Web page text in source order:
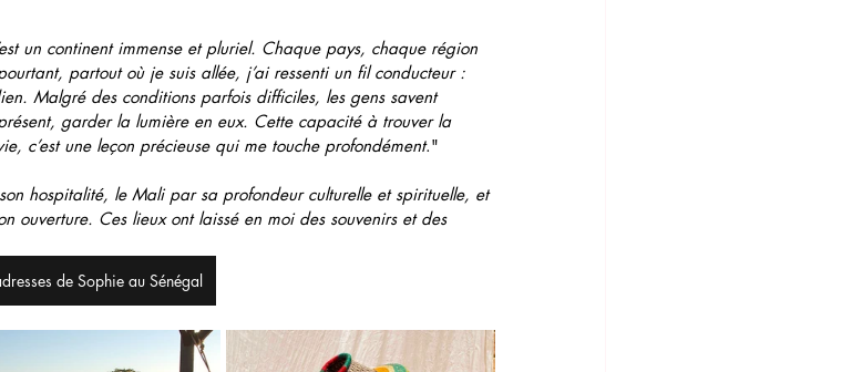
un continent immense et pluriel. Chaque pays, chaque région
partout où je suis allée, j’ai ressenti un fil conducteur :
Malgré des conditions parfois difficiles, les gens savent
garder la lumière en eux. Cette capacité à trouver la
c’est une leçon précieuse qui me touche profondément."
hospitalité, le Mali par sa profondeur culturelle et spirituelle, et
ouverture. Ces lieux ont laissé en moi des souvenirs et des
de Sophie au Sénégal